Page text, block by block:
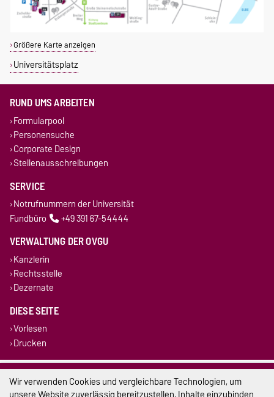
Größere Karte anzeigen
Universitätsplatz
RUND UMS ARBEITEN
Formularpool
Personensuche
Corporate Design
Stellenausschreibungen
SERVICE
Notrufnummern der Universität
Fundbüro
+49 391 67-54444
VERWALTUNG DER OVGU
Kanzlerin
Rechtsstelle
Dezernate
DIESE SEITE
Vorlesen
Drucken
Impressum
Wir verwenden Cookies und vergleichbare Technologien, um